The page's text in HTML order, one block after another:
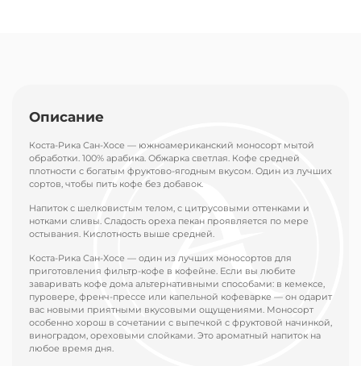
Описание
Коста-Рика Сан-Хосе — южноамериканский моносорт мытой
обработки. 100% арабика. Обжарка светлая. Кофе средней
плотности с богатым фруктово-ягодным вкусом. Один из лучших
сортов, чтобы пить кофе без добавок.
Напиток с шелковистым телом, с цитрусовыми оттенками и
нотками сливы. Сладость ореха пекан проявляется по мере
остывания. Кислотность выше средней.
Коста-Рика Сан-Хосе — один из лучших моносортов для
приготовления фильтр-кофе в кофейне. Если вы любите
заваривать кофе дома альтернативными способами: в кемексе,
пуровере, френч-прессе или капельной кофеварке — он одарит
вас новыми приятными вкусовыми ощущениями. Моносорт
особенно хорош в сочетании с выпечкой с фруктовой начинкой,
виноградом, ореховыми слойками. Это ароматный напиток на
любое время дня.